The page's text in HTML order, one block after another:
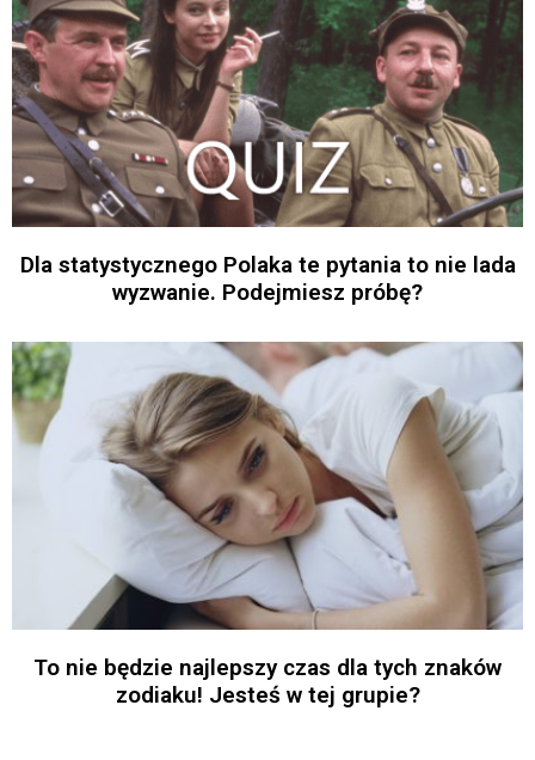
Dla statystycznego Polaka te pytania to nie lada
wyzwanie. Podejmiesz próbę?
To nie będzie najlepszy czas dla tych znaków
zodiaku! Jesteś w tej grupie?